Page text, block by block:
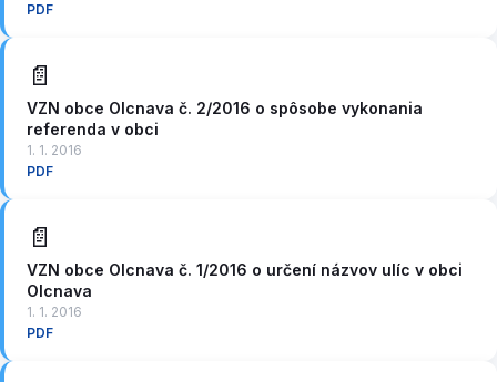
PDF
📄
VZN obce Olcnava č. 2/2016 o spôsobe vykonania
referenda v obci
1. 1. 2016
PDF
📄
VZN obce Olcnava č. 1/2016 o určení názvov ulíc v obci
Olcnava
1. 1. 2016
PDF